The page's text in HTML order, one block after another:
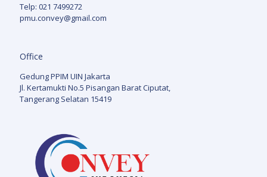
Telp: 021 7499272
pmu.convey@gmail.com
Office
Gedung PPIM UIN Jakarta
Jl. Kertamukti No.5 Pisangan Barat Ciputat,
Tangerang Selatan 15419